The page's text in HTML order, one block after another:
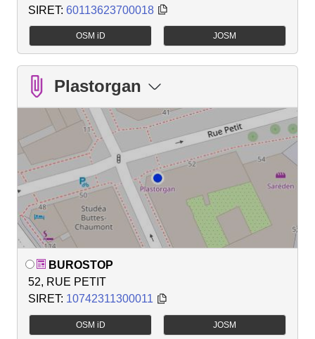
SIRET: 60113623700018
OSM iD JOSM
Plastorgan
BUROSTOP
52, RUE PETIT
SIRET: 10742311300011
OSM iD JOSM